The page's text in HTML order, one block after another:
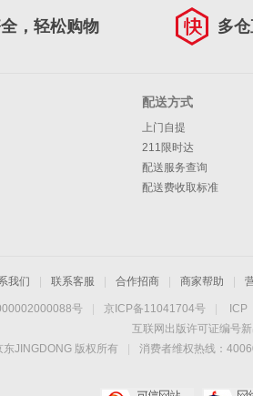
，轻松购物 多
配送方式
上门自提
211限时达
配送服务查询
配送费收取标准
我们 联系客服 合作招商 商家帮助
号 京ICP备11041704号 ICP
互联网出版许可证编号
东JINGDONG 版权所有 消费者维权热线：